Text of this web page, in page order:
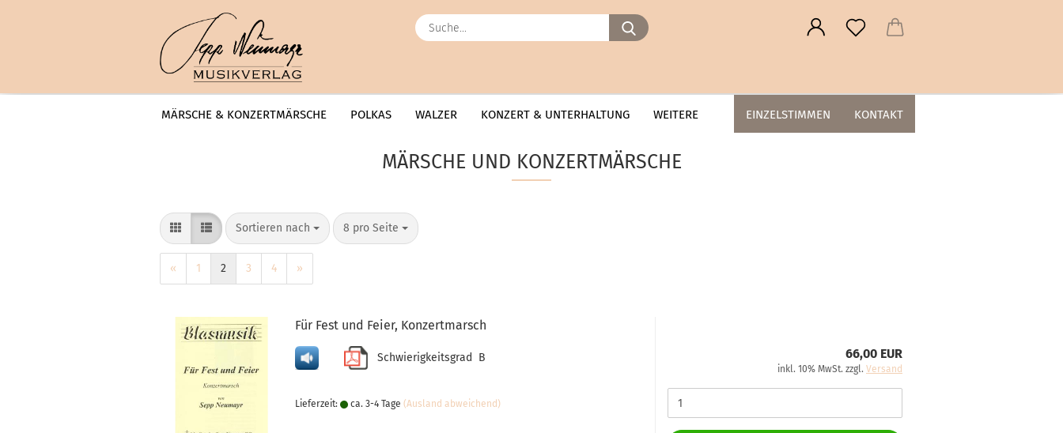
Suche...
MÄRSCHE & KONZERTMÄRSCHE POLKAS WALZER KONZERT & UNTERHALTUNG EINZELSTIMMEN KONTAKT
WEITERE
Startseite » Märsche & Konzertmärsche
MÄRSCHE UND KONZERTMÄRSCHE
Sortieren nach
Sortieren nach 8 pro Seite
pro Seite
« 1 2 3 4 »
Für Fest und Feier, Konzertmarsch
Schwierigkeitsgrad B
Lieferzeit: ca. 3-4 Tage (Ausland abweichend)
66,00 EUR
inkl. 10% MwSt. zzgl. Versand